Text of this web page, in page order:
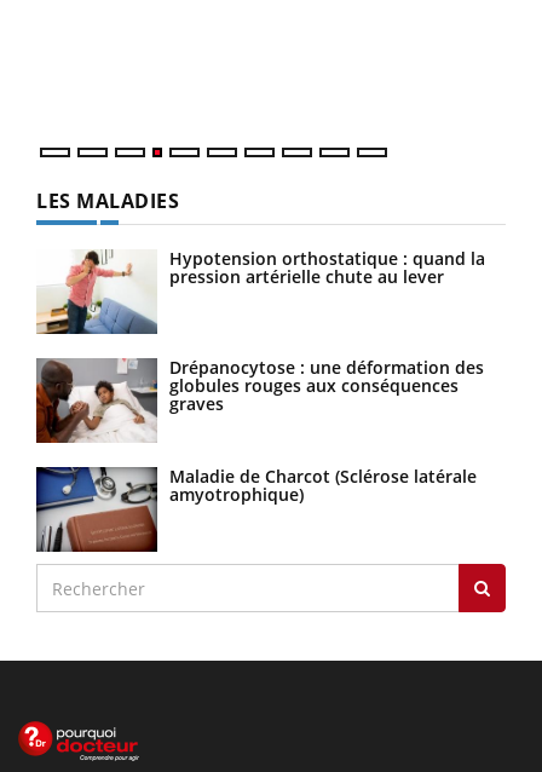
LES MALADIES
Hypotension orthostatique : quand la
pression artérielle chute au lever
Drépanocytose : une déformation des
globules rouges aux conséquences
graves
Maladie de Charcot (Sclérose latérale
amyotrophique)